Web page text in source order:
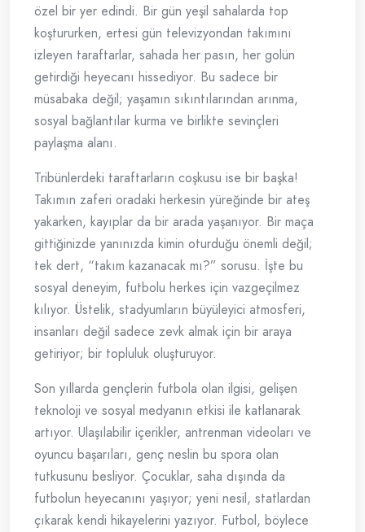
özel bir yer edindi. Bir gün yeşil sahalarda top
koştururken, ertesi gün televizyondan takımını
izleyen taraftarlar, sahada her pasın, her golün
getirdiği heyecanı hissediyor. Bu sadece bir
müsabaka değil; yaşamın sıkıntılarından arınma,
sosyal bağlantılar kurma ve birlikte sevinçleri
paylaşma alanı.
Tribünlerdeki taraftarların coşkusu ise bir başka!
Takımın zaferi oradaki herkesin yüreğinde bir ateş
yakarken, kayıplar da bir arada yaşanıyor. Bir maça
gittiğinizde yanınızda kimin oturduğu önemli değil;
tek dert, “takım kazanacak mı?” sorusu. İşte bu
sosyal deneyim, futbolu herkes için vazgeçilmez
kılıyor. Üstelik, stadyumların büyüleyici atmosferi,
insanları değil sadece zevk almak için bir araya
getiriyor; bir topluluk oluşturuyor.
Son yıllarda gençlerin futbola olan ilgisi, gelişen
teknoloji ve sosyal medyanın etkisi ile katlanarak
artıyor. Ulaşılabilir içerikler, antrenman videoları ve
oyuncu başarıları, genç neslin bu spora olan
tutkusunu besliyor. Çocuklar, saha dışında da
futbolun heyecanını yaşıyor; yeni nesil, statlardan
çıkarak kendi hikayelerini yazıyor. Futbol, böylece